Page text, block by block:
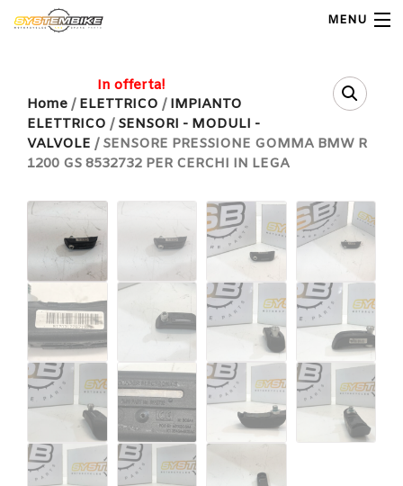
MENU
Home
Shop Moto
Shop Ricambi
Note Generali
Carrello
Contatti
Home / ELETTRICO / IMPIANTO
ELETTRICO / SENSORI - MODULI -
VALVOLE / SENSORE PRESSIONE GOMMA BMW R
1200 GS 8532732 PER CERCHI IN LEGA
In offerta!